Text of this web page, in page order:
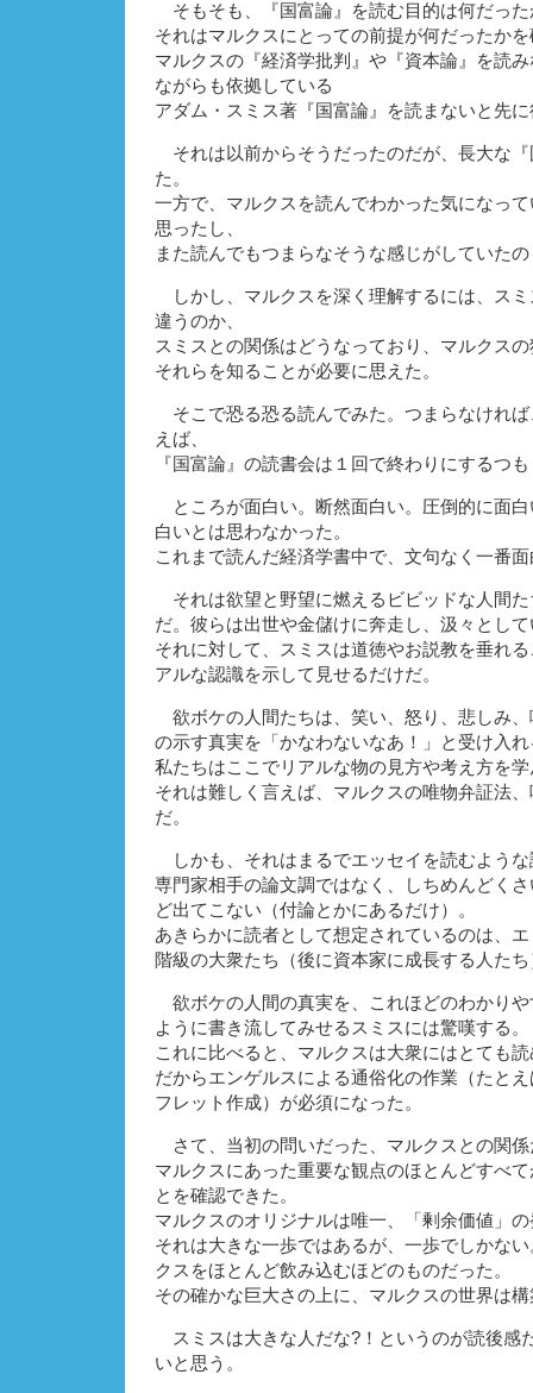
そもそも、『国富論』を読む目的は何だった
それはマルクスにとっての前提が何だったか
マルクスの『経済学批判』や『資本論』を読
ながらも依拠している
アダム・スミス著『国富論』を読まないと先
それは以前からそうだったのだが、長大な
た。
一方で、マルクスを読んでわかった気になっ
思ったし、
また読んでもつまらなそうな感じがしていた
しかし、マルクスを深く理解するには、ス
違うのか、
スミスとの関係はどうなっており、マルクス
それらを知ることが必要に思えた。
そこで恐る恐る読んでみた。つまらなけれ
えば、
『国富論』の読書会は１回で終わりにするつ
ところが面白い。断然面白い。圧倒的に面
白いとは思わなかった。
これまで読んだ経済学書中で、文句なく一番
それは欲望と野望に燃えるビビッドな人間
だ。彼らは出世や金儲けに奔走し、汲々とし
それに対して、スミスは道徳やお説教を垂れ
アルな認識を示して見せるだけだ。
欲ボケの人間たちは、笑い、怒り、悲しみ
の示す真実を「かなわないなあ！」と受け入
私たちはここでリアルな物の見方や考え方を
それは難しく言えば、マルクスの唯物弁証法
だ。
しかも、それはまるでエッセイを読むよう
専門家相手の論文調ではなく、しちめんどく
ど出てこない（付論とかにあるだけ）。
あきらかに読者として想定されているのは、
階級の大衆たち（後に資本家に成長する人た
欲ボケの人間の真実を、これほどのわかり
ように書き流してみせるスミスには驚嘆する。
これに比べると、マルクスは大衆にはとても
だからエンゲルスによる通俗化の作業（たと
フレット作成）が必須になった。
さて、当初の問いだった、マルクスとの関係
マルクスにあった重要な観点のほとんどすべ
とを確認できた。
マルクスのオリジナルは唯一、「剰余価値」
それは大きな一歩ではあるが、一歩でしかな
クスをほとんど飲み込むほどのものだった。
その確かな巨大さの上に、マルクスの世界は
スミスは大きな人だな?！というのが読後感
いと思う。